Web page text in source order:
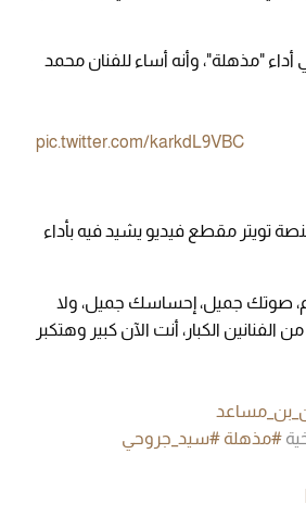
"مذهلة"، وأنه أساء للفنان محمد
pic.twitter.com/karkdL9VBC
تويتر مقطع فيديو يشيد فيه بأداء
صوتك جميل، إحساسك جميل، ولا
الكبار، أنت الآن كبير وهتكبر
#مذهلة #سيد_جروحي